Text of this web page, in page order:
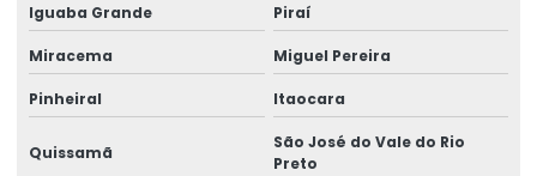
Etiquetas De Preço Para Loja
Etiquetas De Qualidade Com Impressão Personalizada
Etiquetas Eletrônicas E Impressas
Etiquetas Em Papel Para Diversos Usos
Iguaba Grande Piraí
Miracema Miguel Pereira
Pinheiral Itaocara
Quissamã
São José do Vale do Rio
Preto